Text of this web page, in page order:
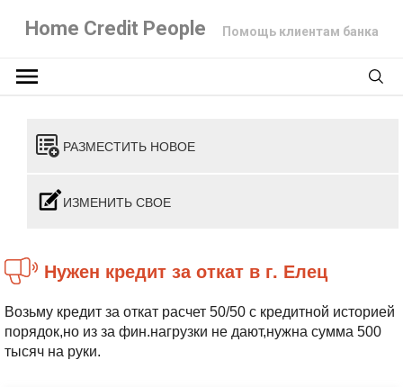
Home Credit People Помощь клиентам банка
РАЗМЕСТИТЬ НОВОЕ
ИЗМЕНИТЬ СВОЕ
Нужен кредит за откат в г. Елец
Возьму кредит за откат расчет 50/50 с кредитной историей
порядок,но из за фин.нагрузки не дают,нужна сумма 500
тысяч на руки.